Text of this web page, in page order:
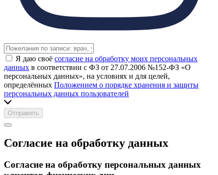
Я даю своё согласие на обработку моих персональных
данных в соответствии с ФЗ от 27.07.2006 №152-ФЗ «О
персональных данных», на условиях и для целей,
определённых Положением о порядке хранения и защиты
персональных данных пользователей
Отправить
Согласие на обработку данных
Согласие на обработку персональных данных